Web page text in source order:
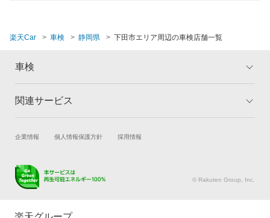
榛原郡
富士市
楽天Car 車検 静岡県 下田市エリア周辺の車検店舗一覧
車検
トップ
車検の基礎知識 キャンペーン一覧
関連サービス
試乗・商談 新車購入
キズ修理予約
メンテナンス管理
タイヤ交換サービス
企業情報 個人情報保護方針 採用情報
© Rakuten Group, Inc.